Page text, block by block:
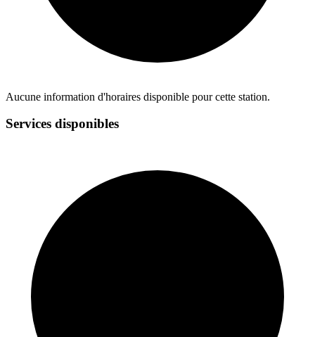
Aucune information d'horaires disponible pour cette station.
Services disponibles